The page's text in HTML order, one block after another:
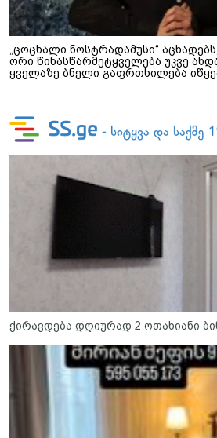
„ცოცხალი ნოსტრადამუსი“
ორი წინასწარმეტყველება უკვე
ყველაზე ბნელი გაფრთხილება
ქირავდება დღიურად 2 ოთახიანი